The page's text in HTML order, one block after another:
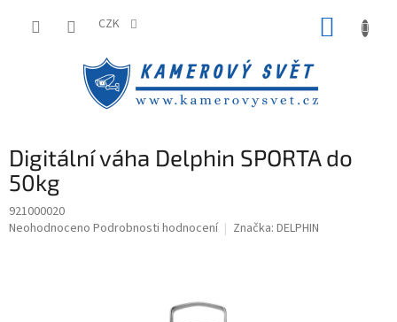
CZK
Digitální váha Delphin SPORTA do
50kg
921000020
Průměrné
Neohodnoceno Podrobnosti hodnocení Značka: DELPHIN